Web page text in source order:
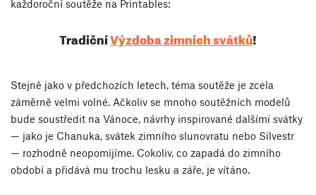
každoroční soutěže na Printables:
TradičníVýzdoba zimních svátků!
Stejně jako v předchozích letech, téma soutěže je zcela
záměrně velmi volné. Ačkoliv se mnoho soutěžních modelů
bude soustředit na Vánoce, návrhy inspirované dalšími svátky
— jako je Chanuka, svátek zimního slunovratu nebo Silvestr
— rozhodně neopomíjíme. Cokoliv, co zapadá do zimního
období a přidává mu trochu lesku a záře, je vítáno.